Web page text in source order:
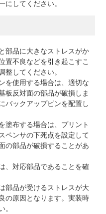
してください。
部品に大きなストレスがか
置不良などを引き起こすこ
整してください。
を使用する場合は、適切な
板反対面の部品が破損しま
バックアップピンを配置し
塗布する場合は、プリント
ペンサの下死点を設定して
の部品が破損することがあ
、対応部品であることを確
部品が受けるストレスが大
の原因となります。実装時